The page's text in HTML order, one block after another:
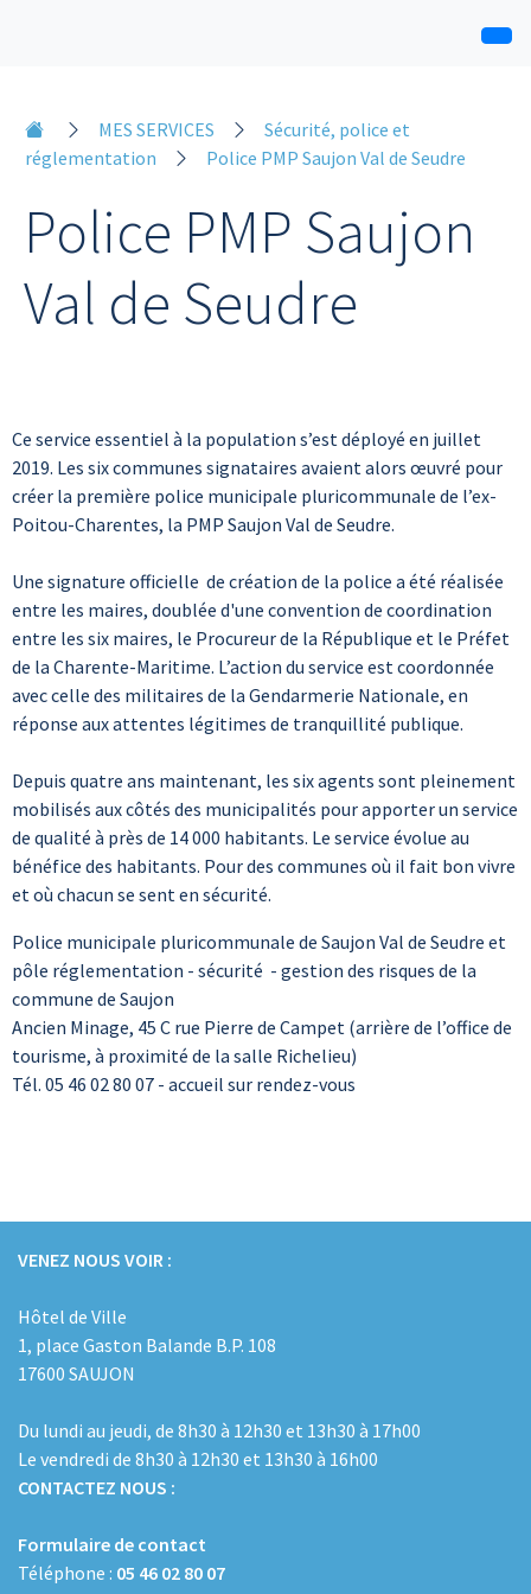
MES SERVICES
Sécurité, police et
réglementation
Police PMP Saujon Val de Seudre
Police PMP Saujon
Val de Seudre
Ce service essentiel à la population s’est déployé en juillet
2019. Les six communes signataires avaient alors œuvré pour
créer la première police municipale pluricommunale de l’ex-
Poitou-Charentes, la PMP Saujon Val de Seudre.
Une signature officielle de création de la police a été réalisée
entre les maires, doublée d'une convention de coordination
entre les six maires, le Procureur de la République et le Préfet
de la Charente-Maritime. L’action du service est coordonnée
avec celle des militaires de la Gendarmerie Nationale, en
réponse aux attentes légitimes de tranquillité publique.
Depuis quatre ans maintenant, les six agents sont pleinement
mobilisés aux côtés des municipalités pour apporter un service
de qualité à près de 14 000 habitants. Le service évolue au
bénéfice des habitants. Pour des communes où il fait bon vivre
et où chacun se sent en sécurité.
Police municipale pluricommunale de Saujon Val de Seudre et
pôle réglementation - sécurité - gestion des risques de la
commune de Saujon
Ancien Minage, 45 C rue Pierre de Campet (arrière de l’office de
tourisme, à proximité de la salle Richelieu)
Tél. 05 46 02 80 07 - accueil sur rendez-vous
VENEZ NOUS VOIR :
Hôtel de Ville
1, place Gaston Balande B.P. 108
17600 SAUJON
Du lundi au jeudi, de 8h30 à 12h30 et 13h30 à 17h00
Le vendredi de 8h30 à 12h30 et 13h30 à 16h00
CONTACTEZ NOUS :
Formulaire de contact
Téléphone : 05 46 02 80 07